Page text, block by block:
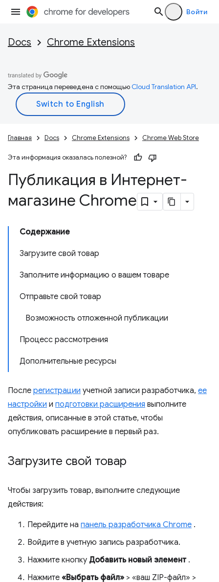
Войти
Docs Chrome Extensions
Эта страница переведена с помощьюCloud Translation API.
Главная Docs Chrome Extensions Chrome Web Store
Эта информация оказалась полезной?
Публикация в Интернет-
магазине Chrome
Содержание
Загрузите свой товар
Заполните информацию о вашем товаре
Отправьте свой товар
Возможность отложенной публикации
Процесс рассмотрения
Дополнительные ресурсы
После регистрации учетной записи разработчика, ее
настройки и подготовки расширения выполните
действия, описанные в этой статье, чтобы
опубликовать расширение в первый раз.
Загрузите свой товар
Чтобы загрузить товар, выполните следующие
действия:
Перейдите на панель разработчика Chrome .
Войдите в учетную запись разработчика.
Нажмите кнопку Добавить новый элемент.
Нажмите «Выбрать файл» > «ваш ZIP-файл» >